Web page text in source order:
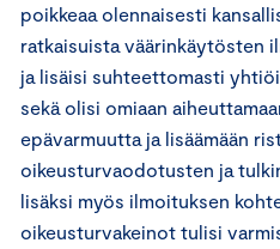
poikkeaa olennaisesti
ratkaisuista väärinkäytösten
ja lisäisi suhteettomasti
sekä olisi omiaan
epävarmuutta ja lisäämään
oikeusturvaodotusten ja
lisäksi myös ilmoituksen
oikeusturvakeinot tulisi